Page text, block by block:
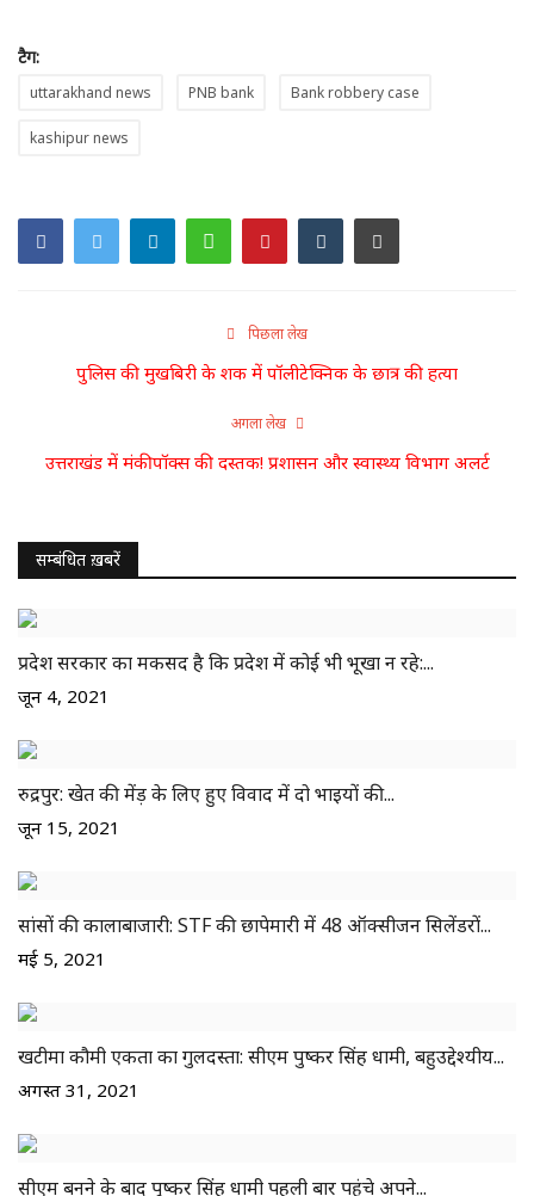
संपर्क करें
डंकाराम की चौपाल
लाइफ स्टाइल
डंकाराम लाइव
टैग:
uttarakhand news PNB bank Bank robbery case
kashipur news
पिछला लेख
पुलिस की मुखबिरी के शक में पॉलीटेक्निक के छात्र की हत्या
अगला लेख
उत्तराखंड में मंकीपॉक्स की दस्तक! प्रशासन और स्वास्थ्य विभाग अलर्ट
सम्बंधित ख़बरें
प्रदेश सरकार का मकसद है कि प्रदेश में कोई भी भूखा न रहे:...
जून 4, 2021
रुद्रपुर: खेत की मेंड़ के लिए हुए विवाद में दो भाइयों की...
जून 15, 2021
सांसों की कालाबाजारी: STF की छापेमारी में 48 ऑक्सीजन सिलेंडरों...
मई 5, 2021
खटीमा कौमी एकता का गुलदस्ता: सीएम पुष्कर सिंह धामी, बहुउद्देश्यीय...
अगस्त 31, 2021
सीएम बनने के बाद पुष्कर सिंह धामी पहली बार पहुंचे अपने...